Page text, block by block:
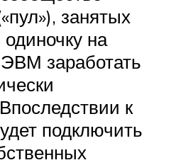
занятых
на
заработать
к
подключить